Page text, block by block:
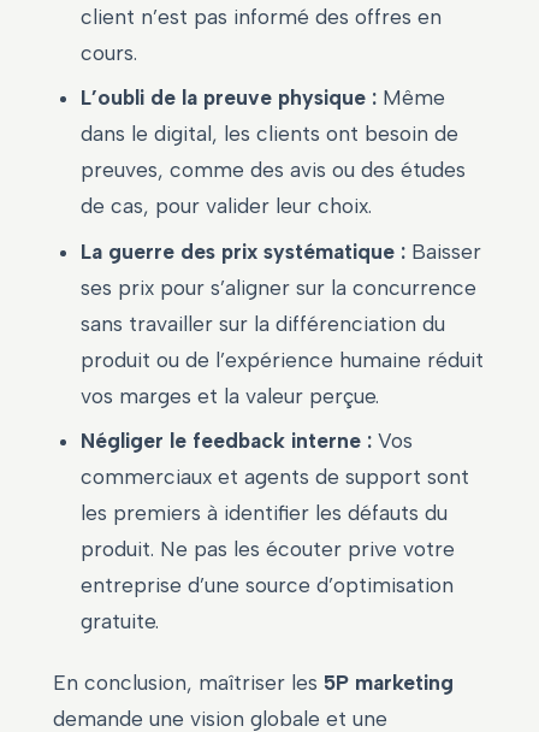
client n’est pas informé des offres en
cours.
L’oubli de la preuve physique : Même
dans le digital, les clients ont besoin de
preuves, comme des avis ou des études
de cas, pour valider leur choix.
La guerre des prix systématique : Baisser
ses prix pour s’aligner sur la concurrence
sans travailler sur la différenciation du
produit ou de l’expérience humaine réduit
vos marges et la valeur perçue.
Négliger le feedback interne : Vos
commerciaux et agents de support sont
les premiers à identifier les défauts du
produit. Ne pas les écouter prive votre
entreprise d’une source d’optimisation
gratuite.
En conclusion, maîtriser les 5P marketing
demande une vision globale et une